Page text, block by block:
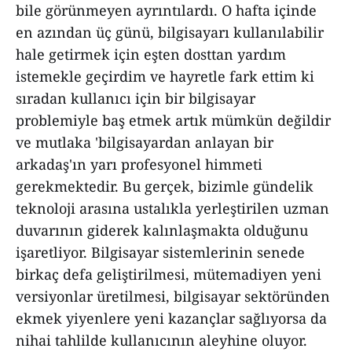
bile görünmeyen ayrıntılardı. O hafta içinde
en azından üç günü, bilgisayarı kullanılabilir
hale getirmek için eşten dosttan yardım
istemekle geçirdim ve hayretle fark ettim ki
sıradan kullanıcı için bir bilgisayar
problemiyle baş etmek artık mümkün değildir
ve mutlaka 'bilgisayardan anlayan bir
arkadaş'ın yarı profesyonel himmeti
gerekmektedir. Bu gerçek, bizimle gündelik
teknoloji arasına ustalıkla yerleştirilen uzman
duvarının giderek kalınlaşmakta olduğunu
işaretliyor. Bilgisayar sistemlerinin senede
birkaç defa geliştirilmesi, mütemadiyen yeni
versiyonlar üretilmesi, bilgisayar sektöründen
ekmek yiyenlere yeni kazançlar sağlıyorsa da
nihai tahlilde kullanıcının aleyhine oluyor.